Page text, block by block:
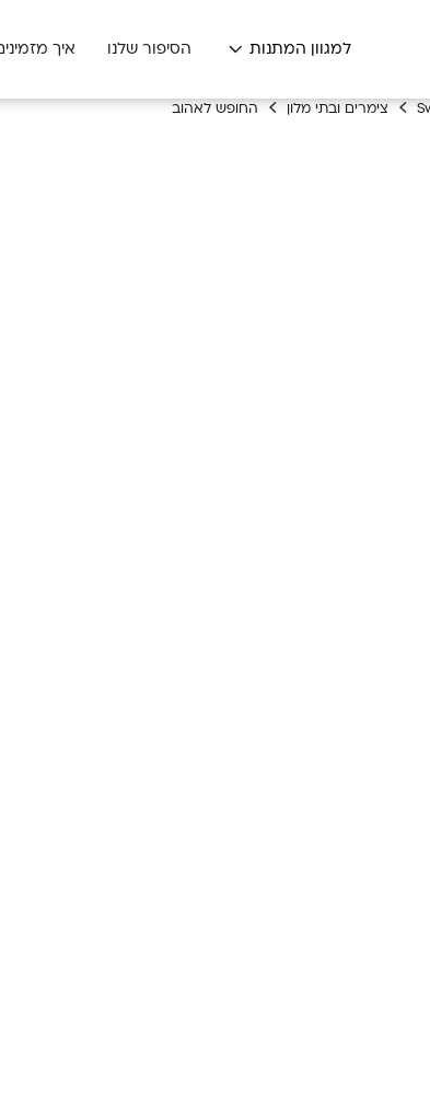
למגוון המתנות הסיפור שלנו איך
צימרים ובתי מלון החופש לאהוב